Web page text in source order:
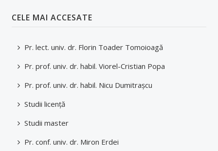
Ghid studenți
CELE MAI ACCESATE
Pr. lect. univ. dr. Florin Toader Tomoioagă
Pr. prof. univ. dr. habil. Viorel-Cristian Popa
Pr. prof. univ. dr. habil. Nicu Dumitraşcu
Studii licenţă
Studii master
Pr. conf. univ. dr. Miron Erdei